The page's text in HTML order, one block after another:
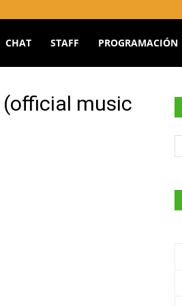
CHAT STAFF PROGRAMACIÓN
music